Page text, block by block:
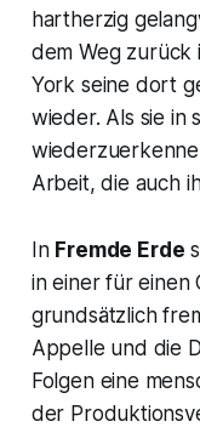
hartherzig
dem Weg zurück
York seine dort
wieder. Als sie in
Arbeit, die auch
In Fremde Erde
in einer für einen
grundsätzlich
Appelle und die
Folgen eine
der